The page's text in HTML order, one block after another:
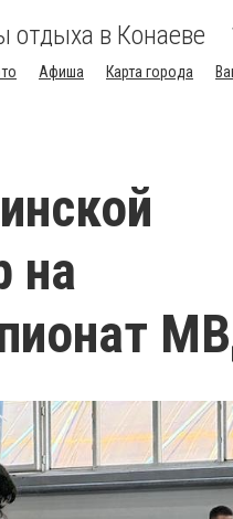
отдыха в Конаеве
Афиша Карта города
на